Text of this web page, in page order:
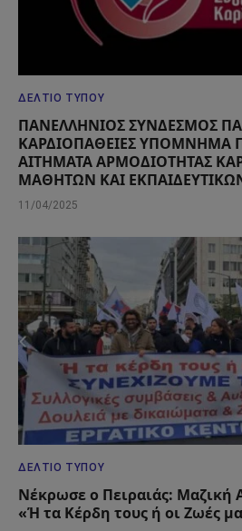
ΔΕΛΤΊΟ ΤΎΠΟΥ
ΠΑΝΕΛΛΗΝΙΟΣ ΣΥΝΔΕΣΜΟΣ
ΚΑΡΔΙΟΠΑΘΕΙΕΣ ΥΠΟΜΝΗΜΑ
ΑΙΤΗΜΑΤΑ ΑΡΜΟΔΙΟΤΗΤΑΣ
ΜΑΘΗΤΩΝ ΚΑΙ
11/04/2025
ΔΕΛΤΊΟ ΤΎΠΟΥ
Νέκρωσε ο Πειραιάς: Μαζική
«Ή τα Κέρδη τους ή οι Ζωές